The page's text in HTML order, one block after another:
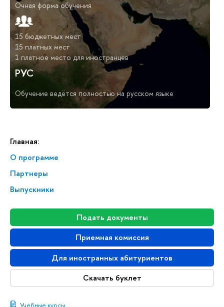
Главная:
О программе
Партнеры
Выпускники
Подать документы
Приемная комиссия
Для иностранных абитуриентов
Скачать буклет
Учебные курсы
Очная форма обучения
15 бюджетных мест
15 платных мест
1 платное место для иностранцев
РУС
Обучение ведётся полностью на русском языке